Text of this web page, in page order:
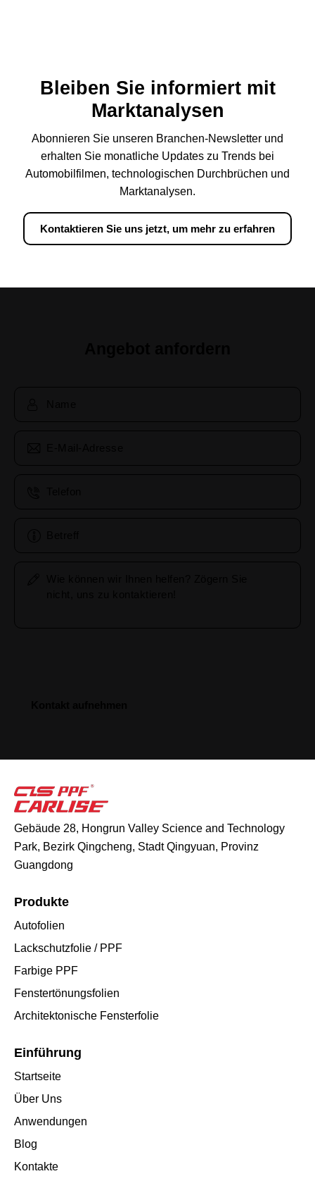
Bleiben Sie informiert mit
Marktanalysen
Abonnieren Sie unseren Branchen-Newsletter und
erhalten Sie monatliche Updates zu Trends bei
Automobilfilmen, technologischen Durchbrüchen und
Marktanalysen.
Kontaktieren Sie uns jetzt, um mehr zu erfahren
Gebäude 28, Hongrun Valley Science and Technology
Park, Bezirk Qingcheng, Stadt Qingyuan, Provinz
Guangdong
Produkte
Autofolien
Lackschutzfolie / PPF
Farbige PPF
Fenstertönungsfolien
Architektonische Fensterfolie
Einführung
Startseite
Über Uns
Anwendungen
Blog
Kontakte